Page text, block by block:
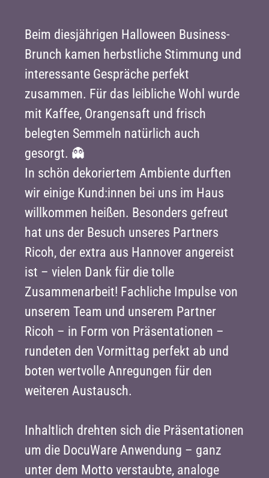
Beim diesjährigen Halloween Business-
Brunch kamen herbstliche Stimmung und
interessante Gespräche perfekt
zusammen. Für das leibliche Wohl wurde
mit Kaffee, Orangensaft und frisch
belegten Semmeln natürlich auch
gesorgt. 👻
In schön dekoriertem Ambiente durften
wir einige Kund:innen bei uns im Haus
willkommen heißen. Besonders gefreut
hat uns der Besuch unseres Partners
Ricoh, der extra aus Hannover angereist
ist – vielen Dank für die tolle
Zusammenarbeit! Fachliche Impulse von
unserem Team und unserem Partner
Ricoh – in Form von Präsentationen –
rundeten den Vormittag perfekt ab und
boten wertvolle Anregungen für den
weiteren Austausch.
Inhaltlich drehten sich die Präsentationen
um die DocuWare Anwendung – ganz
unter dem Motto verstaubte, analoge